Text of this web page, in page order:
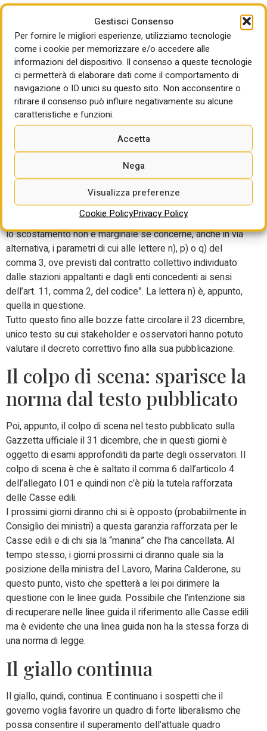
Gestisci Consenso
Per fornire le migliori esperienze, utilizziamo tecnologie
come i cookie per memorizzare e/o accedere alle
informazioni del dispositivo. Il consenso a queste tecnologie
ci permetterà di elaborare dati come il comportamento di
navigazione o ID unici su questo sito. Non acconsentire o
ritirare il consenso può influire negativamente su alcune
caratteristiche e funzioni.
Accetta
Nega
Visualizza preferenze
Cookie PolicyPrivacy Policy
Non una grande norma, alla lettera, non una grande
rassicurazione, considerando che la Cassa edile è inclusa
ma non chiude ad altre soluzioni. Tuttavia, il riferimento alle
Casse edili, che non potrà essere ignorato dalle linee guida
del ministro del Lavoro, era bastato per rassicurare. A
condizione, però, che rispetto a questo parametro non
fossero ammesse flessibilità e possibilità di scostamento
che pure l’impianto normativo in linea generale ammette, se
considerate “marginali” (dalla stazione appaltante, in
Ecco quindi che, a rafforzare la difesa degli istituti bilaterali,
era stata inserita un’altra norma, sempre all’articolo 4
dell’allegato I.01, ma stavolta al comma 6, che così
disponeva: “Fermo restando quanto previsto dal comma 5
(il decreto del ministro del Lavoro con le linee guida, ndr),
lo scostamento non è marginale se concerne, anche in via
alternativa, i parametri di cui alle lettere n), p) o q) del
comma 3, ove previsti dal contratto collettivo individuato
dalle stazioni appaltanti e dagli enti concedenti ai sensi
dell’art. 11, comma 2, del codice”. La lettera n) è, appunto,
quella in questione.
Tutto questo fino alle bozze fatte circolare il 23 dicembre,
unico testo su cui stakeholder e osservatori hanno potuto
valutare il decreto correttivo fino alla sua pubblicazione.
Il colpo di scena: sparisce la
norma dal testo pubblicato
Poi, appunto, il colpo di scena nel testo pubblicato sulla
Gazzetta ufficiale il 31 dicembre, che in questi giorni è
oggetto di esami approfonditi da parte degli osservatori. Il
colpo di scena è che è saltato il comma 6 dall’articolo 4
dell’allegato I.01 e quindi non c’è più la tutela rafforzata
delle Casse edili.
I prossimi giorni diranno chi si è opposto (probabilmente in
Consiglio dei ministri) a questa garanzia rafforzata per le
Casse edili e di chi sia la “manina” che l’ha cancellata. Al
tempo stesso, i giorni prossimi ci diranno quale sia la
posizione della ministra del Lavoro, Marina Calderone, su
questo punto, visto che spetterà a lei poi dirimere la
questione con le linee guida. Possibile che l’intenzione sia
di recuperare nelle linee guida il riferimento alle Casse edili
ma è evidente che una linea guida non ha la stessa forza di
una norma di legge.
Il giallo continua
Il giallo, quindi, continua. E continuano i sospetti che il
governo voglia favorire un quadro di forte liberalismo che
possa consentire il superamento dell’attuale quadro